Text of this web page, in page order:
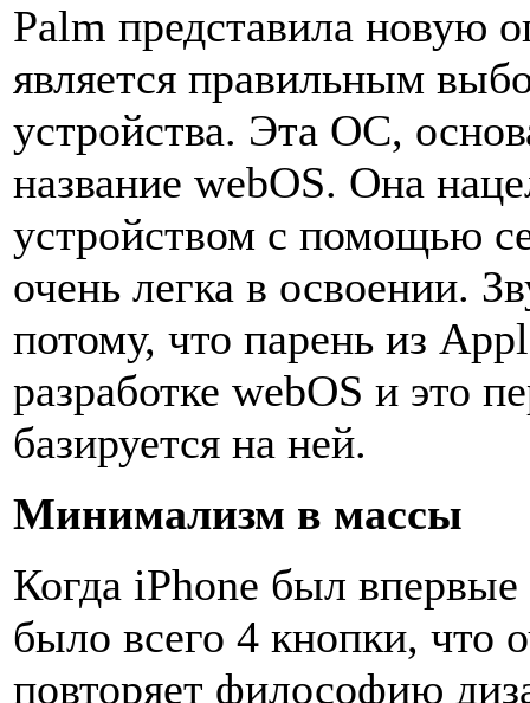
Palm представила новую
является правильным
устройства. Эта ОС,
название webOS. Она
устройством с помощью
очень легка в освоении.
потому, что парень из
разработке webOS и это
базируется на ней.
Минимализм в массы
Когда iPhone был впервые
было всего 4 кнопки, что
повторяет философию